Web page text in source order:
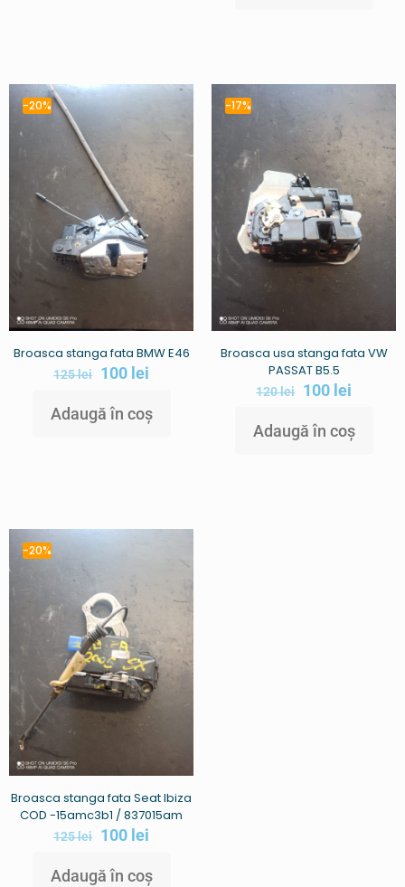
-20%
Broasca stanga fata BMW E46
125lei 100 lei
Adaugă în coș
-17%
Broasca usa stanga fata VW
PASSAT B5.5
120lei 100 lei
Adaugă în coș
-20%
Broasca stanga fata Seat Ibiza
COD -15amc3b1 / 837015am
125lei 100 lei
Adaugă în coș